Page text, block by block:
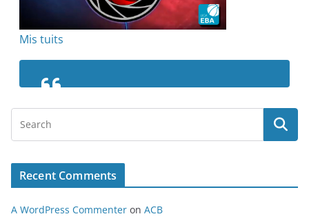
Mis tuits
Recent Comments
A WordPress Commenter on ACB